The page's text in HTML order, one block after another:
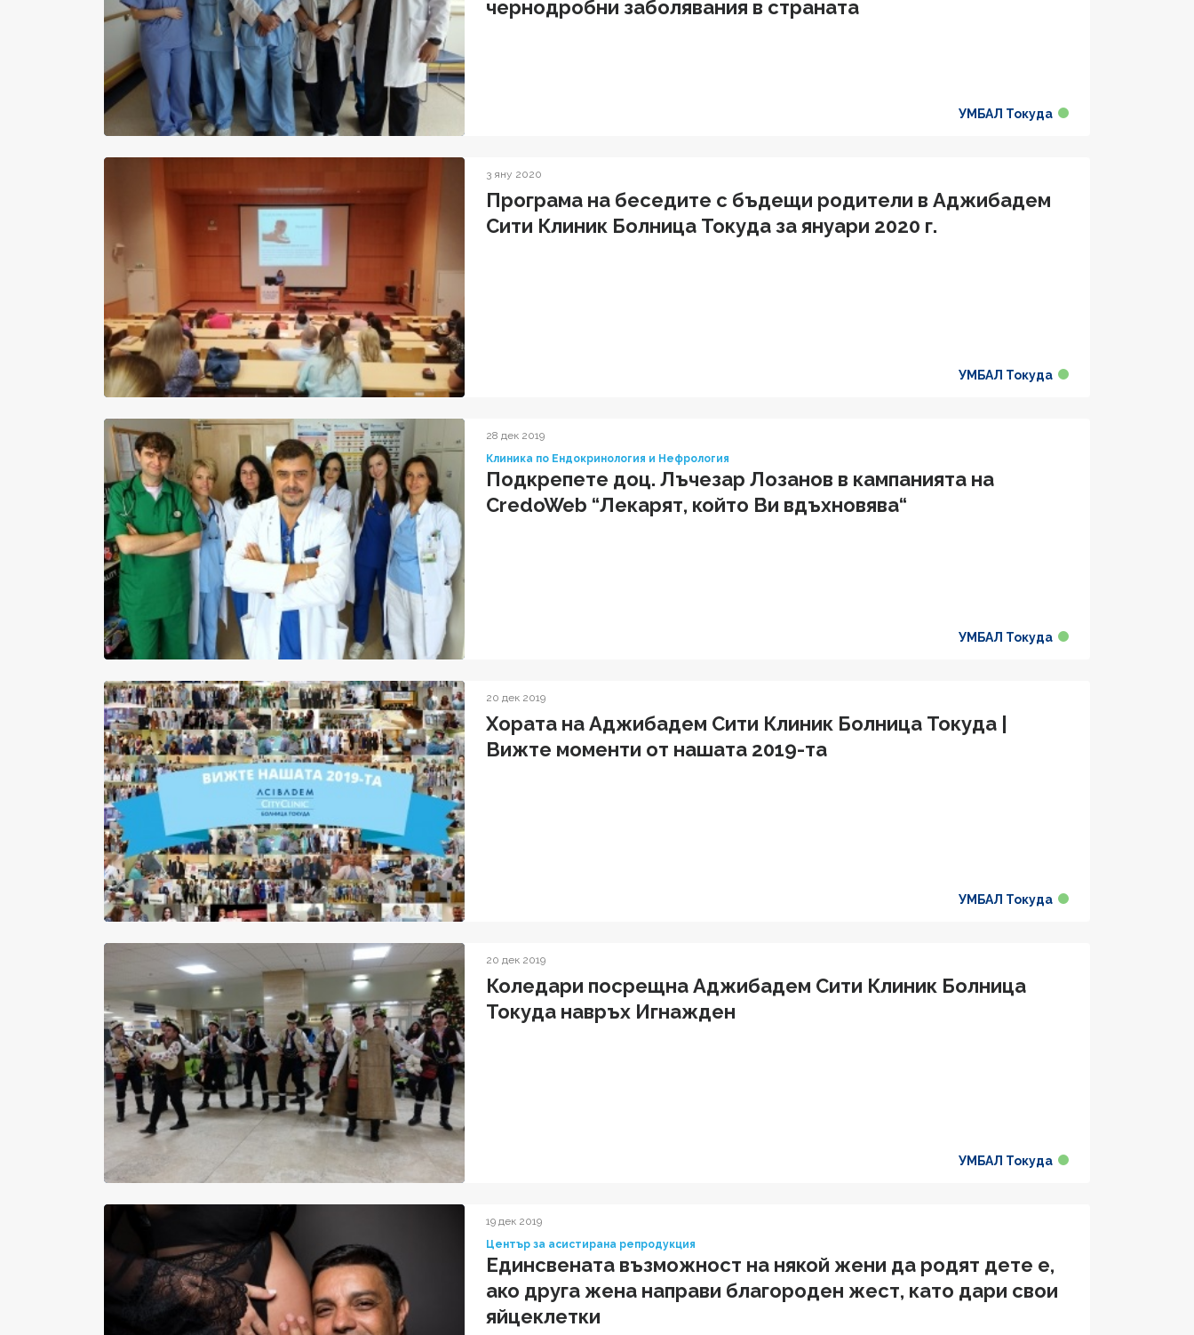
чернодробни заболявания в страната
УМБАЛ Токуда
3 яну 2020
Програма на беседите с бъдещи родители в Аджибадем
Сити Клиник Болница Токуда за януари 2020 г.
УМБАЛ Токуда
28 дек 2019
Клиника по Ендокринология и Нефрология
Подкрепете доц. Лъчезар Лозанов в кампанията на
CredoWeb “Лекарят, който Ви вдъхновява“
УМБАЛ Токуда
20 дек 2019
Хората на Аджибадем Сити Клиник Болница Токуда |
Вижте моменти от нашата 2019-та
УМБАЛ Токуда
20 дек 2019
Коледари посрещна Аджибадем Сити Клиник Болница
Токуда навръх Игнажден
УМБАЛ Токуда
19 дек 2019
Център за асистирана репродукция
Единсвената възможност на някой жени да родят дете е,
ако друга жена направи благороден жест, като дари свои
яйцеклетки